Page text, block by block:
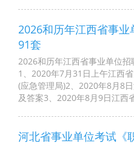
2026和历年江西省事
91套
2026和历年江西省事业单位招
1、2020年7月31日上午江西
(应急管理局)2、2020年8月8
及答案3、2020年8月9日江西
河北省事业单位考试《